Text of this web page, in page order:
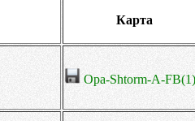
Карта
Opa-Shtorm-A-FB(1)